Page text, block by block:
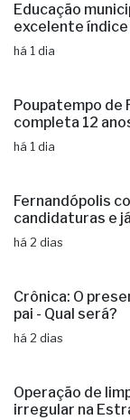
Educação
excelente
há 1 dia
Poupatempo de
completa 12
há 1 dia
Fernandópolis
candidaturas e
há 2 dias
Crônica: O
pai - Qual será?
há 2 dias
Operação de
irregular na